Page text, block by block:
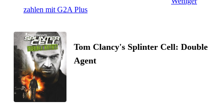
zahlen mit G2A Plus
Tom Clancy's Splinter Cell: Double
Agent